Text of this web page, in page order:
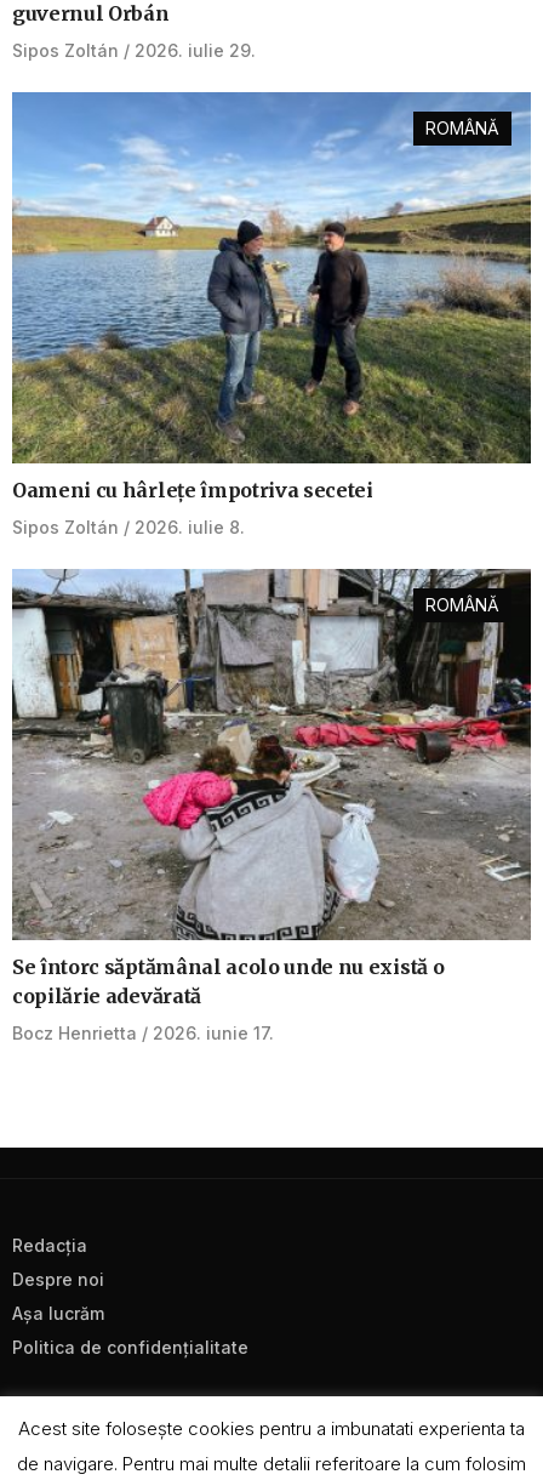
guvernul Orbán
Sipos Zoltán 2026. iulie 29.
ROMÂNĂ
Oameni cu hârlețe împotriva secetei
Sipos Zoltán 2026. iulie 8.
ROMÂNĂ
Se întorc săptămânal acolo unde nu există o
copilărie adevărată
Bocz Henrietta 2026. iunie 17.
Redacţia
Despre noi
Aşa lucrăm
Politica de confidenţialitate
Acest site foloseşte cookies pentru a imbunatati experienta ta
de navigare. Pentru mai multe detalii referitoare la cum folosim